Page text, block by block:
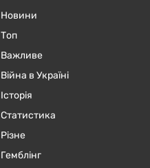
Новини
Топ
Важливе
Війна в Україні
Історія
Статистика
Різне
Гемблінг